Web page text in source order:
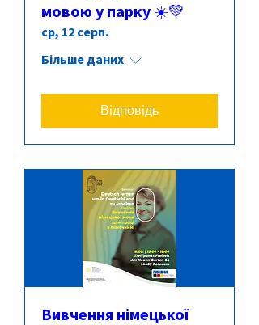
мовою у парку ☀️💚
ср, 12 серп.
Більше даних
Відповідь
Вивчення німецької